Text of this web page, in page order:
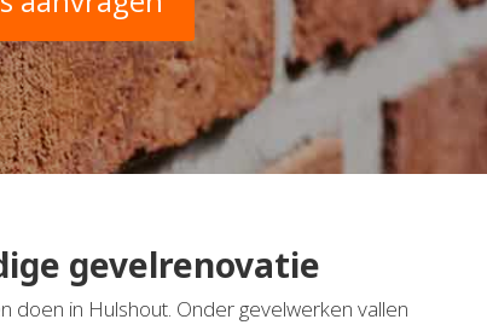
gevelrenovatie
doen in Hulshout. Onder gevelwerken vallen